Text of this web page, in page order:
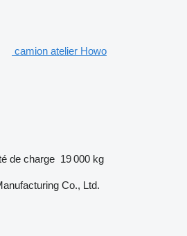
camion atelier Howo
de charge 19 000 kg
Co., Ltd.